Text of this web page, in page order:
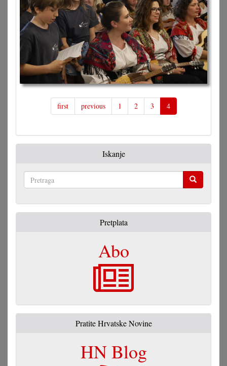
first previous 1 2 3 4
Iskanje
Pretplata
Abo
Pratite Hrvatske Novine
HN Blog